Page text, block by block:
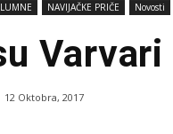
NAVIJAČKE PRIČE Novosti
12 Oktobra, 2017